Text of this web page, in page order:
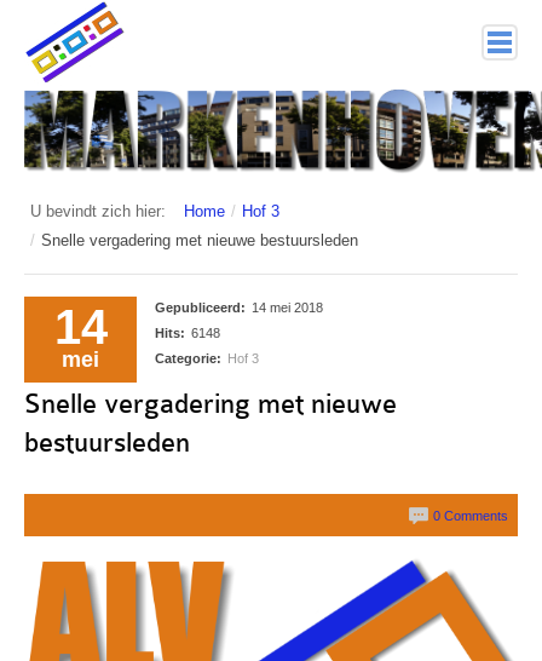
home
Markenhoven
Documenten
Veiligheid (mijn buurt van politie.nl)
Nieuwsbrieven
Historie
Hof 1
Bestuur en Commissies
Hof 2
U bevindt zich hier: Home / Hof 3
/ Snelle vergadering met nieuwe bestuursleden
14
mei
Gepubliceerd: 14 mei 2018
Hits: 6148
Categorie: Hof 3
Snelle vergadering met nieuwe
bestuursleden
0 Comments